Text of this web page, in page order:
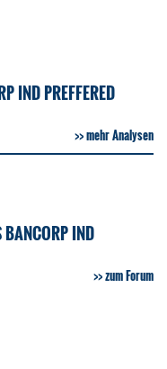
IND PREFFERED
mehr Analysen
IND
zum Forum